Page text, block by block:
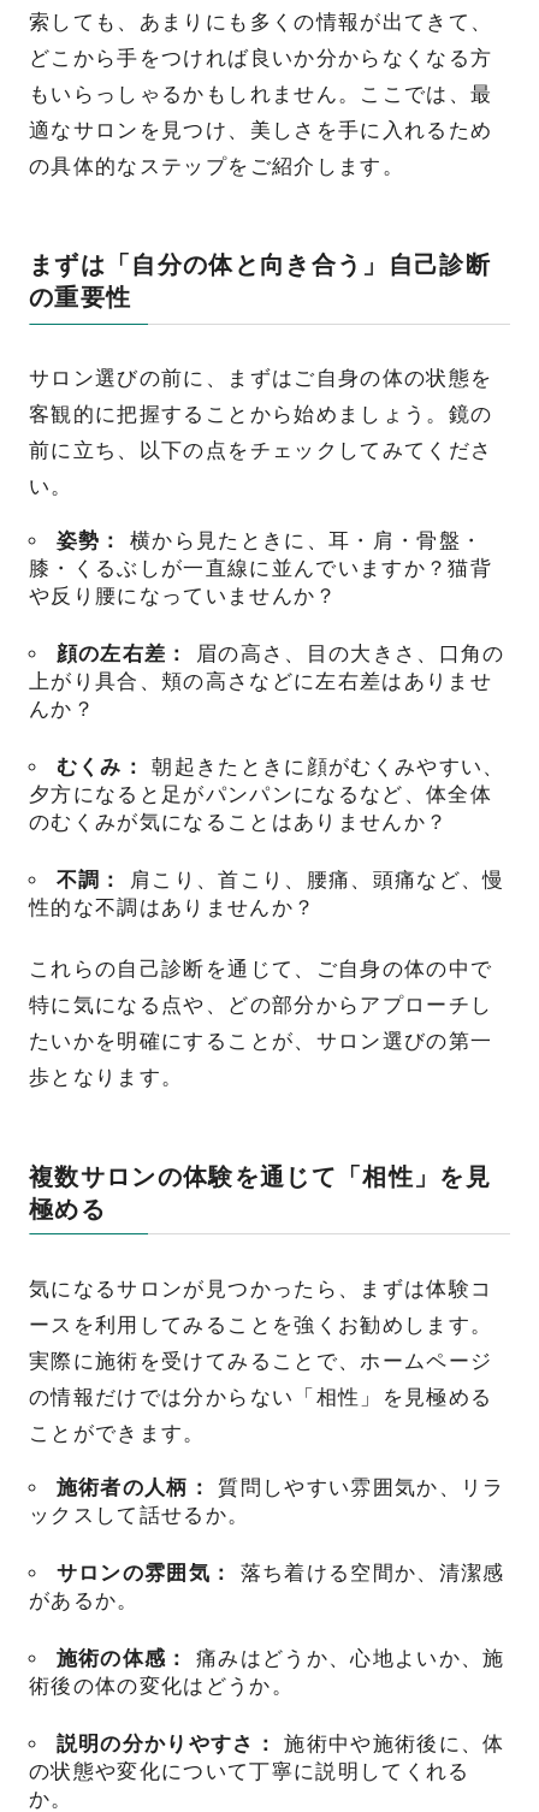
索しても、あまりにも多くの情報が出てきて、
どこから手をつければ良いか分からなくなる方
もいらっしゃるかもしれません。ここでは、最
適なサロンを見つけ、美しさを手に入れるため
の具体的なステップをご紹介します。
まずは「自分の体と向き合う」自己診断
の重要性
サロン選びの前に、まずはご自身の体の状態を
客観的に把握することから始めましょう。鏡の
前に立ち、以下の点をチェックしてみてくださ
い。
姿勢：
横から見たときに、耳・肩・骨盤・
膝・くるぶしが一直線に並んでいますか？猫背
や反り腰になっていませんか？
顔の左右差：
眉の高さ、目の大きさ、口角の
上がり具合、頬の高さなどに左右差はありませ
んか？
むくみ：
朝起きたときに顔がむくみやすい、
夕方になると足がパンパンになるなど、体全体
のむくみが気になることはありませんか？
不調：
肩こり、首こり、腰痛、頭痛など、慢
性的な不調はありませんか？
これらの自己診断を通じて、ご自身の体の中で
特に気になる点や、どの部分からアプローチし
たいかを明確にすることが、サロン選びの第一
歩となります。
複数サロンの体験を通じて「相性」を見
極める
気になるサロンが見つかったら、まずは体験コ
ースを利用してみることを強くお勧めします。
実際に施術を受けてみることで、ホームページ
の情報だけでは分からない「相性」を見極める
ことができます。
施術者の人柄：
質問しやすい雰囲気か、リラ
ックスして話せるか。
サロンの雰囲気：
落ち着ける空間か、清潔感
があるか。
施術の体感：
痛みはどうか、心地よいか、施
術後の体の変化はどうか。
説明の分かりやすさ：
施術中や施術後に、体
の状態や変化について丁寧に説明してくれる
か。